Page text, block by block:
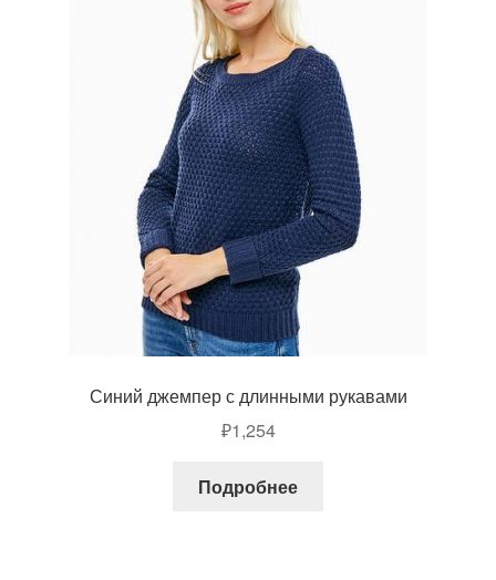
Синий джемпер с длинными рукавами
₽1,254
Подробнее